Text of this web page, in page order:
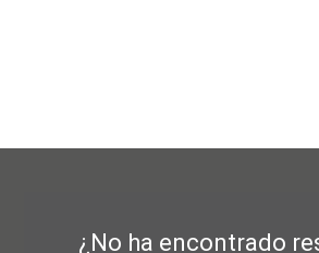
¿No ha encontrado